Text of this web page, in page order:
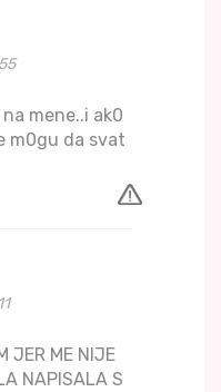
mene..i ak0
m0gu da svat
JER ME NIJE
NAPISALA S